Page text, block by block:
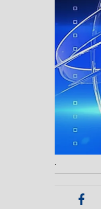
.